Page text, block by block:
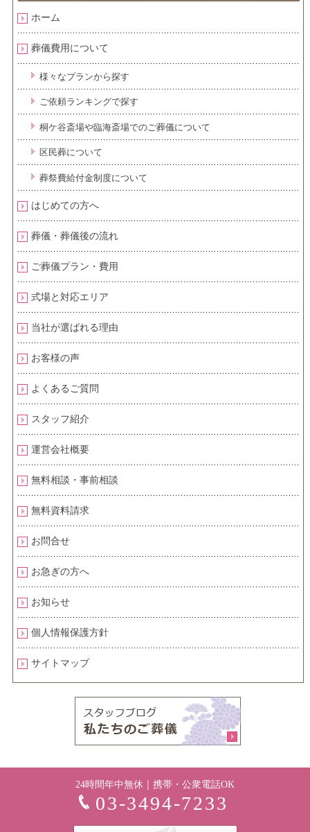
ホーム
葬儀費用について
様々なプランから探す
ご依頼ランキングで探す
桐ケ谷斎場や臨海斎場でのご葬儀について
区民葬について
葬祭費給付金制度について
はじめての方へ
葬儀・葬儀後の流れ
ご葬儀プラン・費用
式場と対応エリア
当社が選ばれる理由
お客様の声
よくあるご質問
スタッフ紹介
運営会社概要
無料相談・事前相談
無料資料請求
お問合せ
お急ぎの方へ
お知らせ
個人情報保護方針
サイトマップ
24時間年中無休｜携帯・公衆電話OK
03-3494-7233